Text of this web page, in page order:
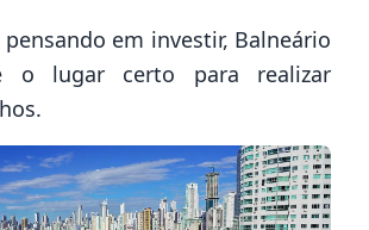
pensando em investir, Balneário
o lugar certo para realizar